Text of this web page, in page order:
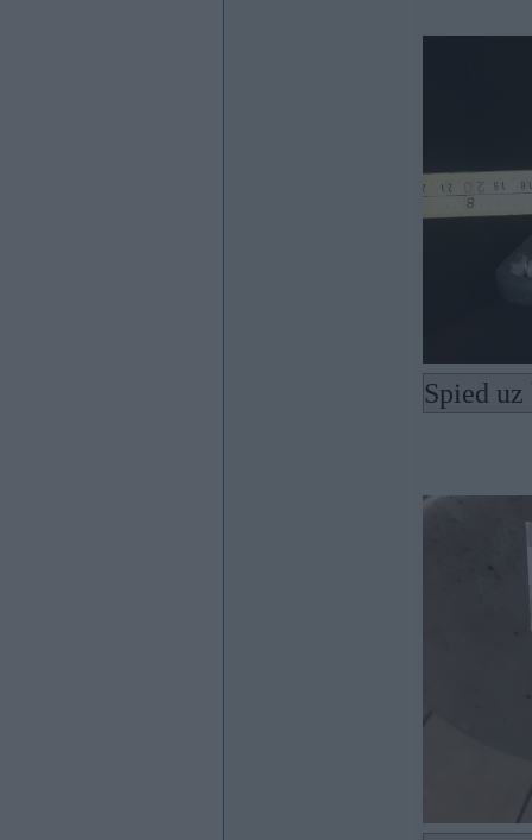
Spied